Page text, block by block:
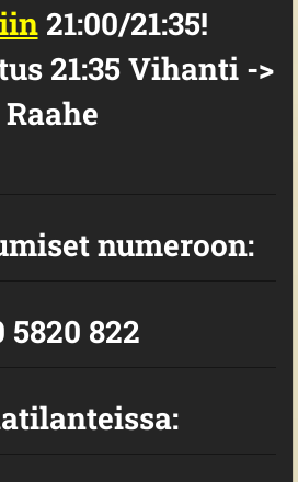
21:00/21:35!
21:35 Vihanti ->
Raahe
numeroon:
5820 822